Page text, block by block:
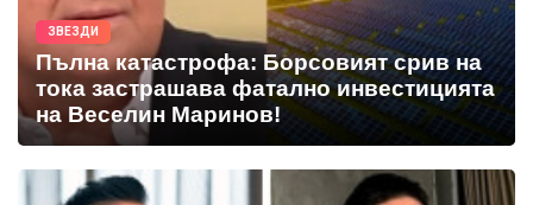
ЗВЕЗДИ
Пълна катастрофа: Борсовият срив на
тока застрашава фатално инвестицията
на Веселин Маринов!